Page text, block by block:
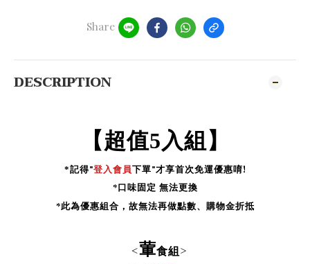
Share
DESCRIPTION
【超值5入組】
*記得"登入會員下單"才享首次免運優惠唷!
*口味固定 無法更換
*此為優惠組合，故無法再做點數、購物金折抵
<葷食組>